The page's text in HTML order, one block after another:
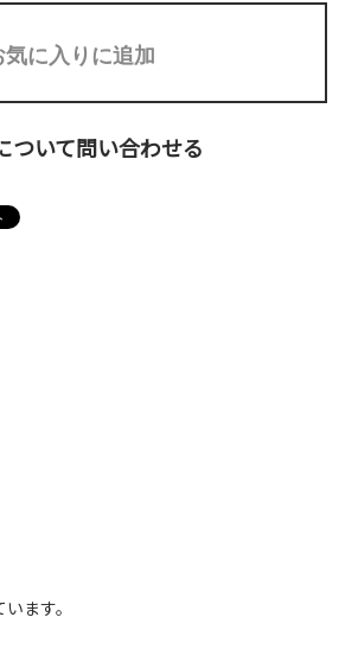
気に入りに追加
ついて問い合わせる
ます。